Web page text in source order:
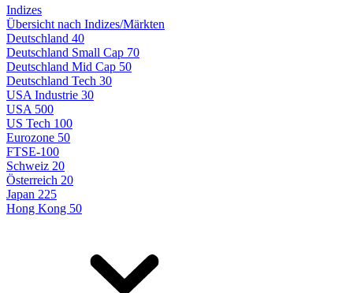
Indizes
Übersicht nach Indizes/Märkten
Deutschland 40
Deutschland Small Cap 70
Deutschland Mid Cap 50
Deutschland Tech 30
USA Industrie 30
USA 500
US Tech 100
Eurozone 50
FTSE-100
Schweiz 20
Österreich 20
Japan 225
Hong Kong 50